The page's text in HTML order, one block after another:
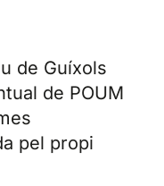
de Guíxols
de POUM
pel propi